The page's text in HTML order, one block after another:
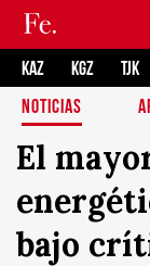
KAZ KGZ TJK
NOTICIAS
El
bajo